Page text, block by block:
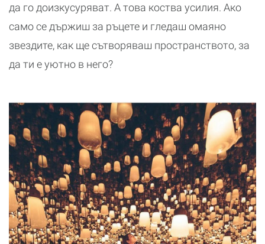
да го доизкусуряват. А това коства усилия. Ако
само се държиш за ръцете и гледаш омаяно
звездите, как ще сътворяваш пространството, за
да ти е уютно в него?